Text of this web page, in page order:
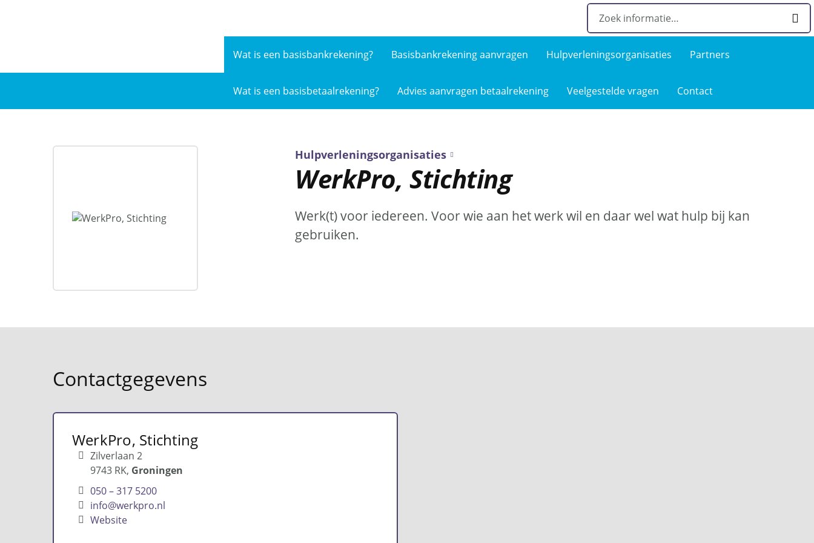
Wat is een basis­bankrekening?
Basisbankrekening aanvragen Hulpverlenings­organisaties Partners
Wat is een basis­betaalrekening? Advies aanvragen betaalrekening Veelgestelde­ vragen Contact
Hulpverleningsorganisaties
WerkPro, Stichting
Werk(t) voor iedereen. Voor wie aan het werk wil en daar wel wat hulp bij kan
gebruiken.
Contactgegevens
WerkPro, Stichting
Zilverlaan 2
9743 RK Groningen
050 – 317 5200
info@werkpro.nl
Website